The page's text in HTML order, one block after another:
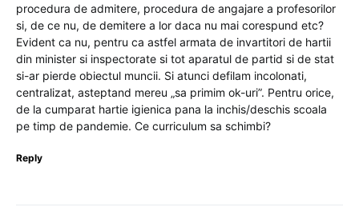
procedura de admitere, procedura de angajare a profesorilor
si, de ce nu, de demitere a lor daca nu mai corespund etc?
Evident ca nu, pentru ca astfel armata de invartitori de hartii
din minister si inspectorate si tot aparatul de partid si de stat
si-ar pierde obiectul muncii. Si atunci defilam incolonati,
centralizat, asteptand mereu „sa primim ok-uri”. Pentru orice,
de la cumparat hartie igienica pana la inchis/deschis scoala
pe timp de pandemie. Ce curriculum sa schimbi?
Reply